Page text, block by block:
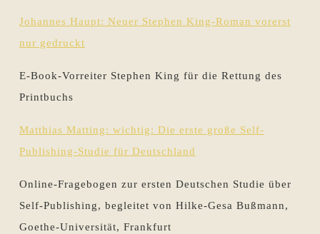
Johannes Haupt: Neuer Stephen King-Roman vorerst
nur gedruckt
E-Book-Vorreiter Stephen King für die Rettung des
Printbuchs
Matthias Matting: wichtig: Die erste große Self-
Publishing-Studie für Deutschland
Online-Fragebogen zur ersten Deutschen Studie über
Self-Publishing, begleitet von Hilke-Gesa Bußmann,
Goethe-Universität, Frankfurt